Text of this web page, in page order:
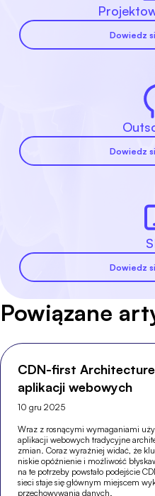
Dowiedz
Dowiedz
Dowiedz
Powiązane
CDN-first
aplikacji webowych
10 gru 2025
Wraz z rosnącymi wymaganiami
aplikacji webowych tradycyjne
zmian. Coraz wyraźniej widać, że
niskie opóźnienie i możliwość
na te potrzeby powstało podejście
sieci staje się głównym miejscem
przechowywania danych.